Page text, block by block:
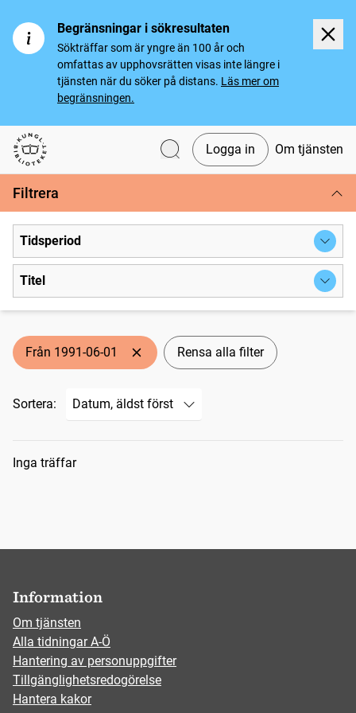
Begränsningar i sökresultaten
Sökträffar som är yngre än 100 år och
omfattas av upphovsrätten visas inte längre i
tjänsten när du söker på distans. Läs mer om
begränsningen.
Svenska tidningar
Logga in Om tjänsten
Filtrera
Tidsperiod
Titel
Från 1991-06-01 Rensa alla filter
Sortera:
Sökresultat
Inga träffar
Information
Om tjänsten
Alla tidningar A-Ö
Hantering av personuppgifter
Tillgänglighetsredogörelse
Hantera kakor